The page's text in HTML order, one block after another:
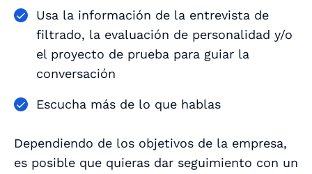
Usa la información de la entrevista de
filtrado, la evaluación de personalidad y/o
el proyecto de prueba para guiar la
conversación
Escucha más de lo que hablas
Dependiendo de los objetivos de la empresa,
es posible que quieras dar seguimiento con un